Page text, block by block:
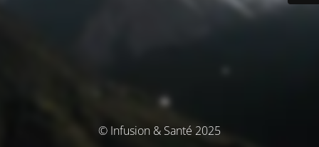
© Infusion & Santé 2025